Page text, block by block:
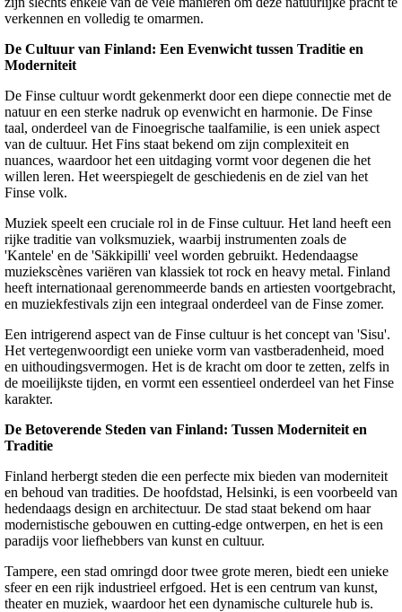
verkennen en volledig te omarmen.
De Cultuur van Finland: Een Evenwicht tussen Traditie en
Moderniteit
De Finse cultuur wordt gekenmerkt door een diepe connectie met de
natuur en een sterke nadruk op evenwicht en harmonie. De Finse
taal, onderdeel van de Finoegrische taalfamilie, is een uniek aspect
van de cultuur. Het Fins staat bekend om zijn complexiteit en
nuances, waardoor het een uitdaging vormt voor degenen die het
willen leren. Het weerspiegelt de geschiedenis en de ziel van het
Finse volk.
Muziek speelt een cruciale rol in de Finse cultuur. Het land heeft een
rijke traditie van volksmuziek, waarbij instrumenten zoals de
'Kantele' en de 'Säkkipilli' veel worden gebruikt. Hedendaagse
muziekscènes variëren van klassiek tot rock en heavy metal. Finland
heeft internationaal gerenommeerde bands en artiesten voortgebracht,
en muziekfestivals zijn een integraal onderdeel van de Finse zomer.
Een intrigerend aspect van de Finse cultuur is het concept van 'Sisu'.
Het vertegenwoordigt een unieke vorm van vastberadenheid, moed
en uithoudingsvermogen. Het is de kracht om door te zetten, zelfs in
de moeilijkste tijden, en vormt een essentieel onderdeel van het Finse
karakter.
De Betoverende Steden van Finland: Tussen Moderniteit en
Traditie
Finland herbergt steden die een perfecte mix bieden van moderniteit
en behoud van tradities. De hoofdstad, Helsinki, is een voorbeeld van
hedendaags design en architectuur. De stad staat bekend om haar
modernistische gebouwen en cutting-edge ontwerpen, en het is een
paradijs voor liefhebbers van kunst en cultuur.
Tampere, een stad omringd door twee grote meren, biedt een unieke
sfeer en een rijk industrieel erfgoed. Het is een centrum van kunst,
theater en muziek, waardoor het een dynamische culturele hub is.